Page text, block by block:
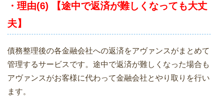
・理由(6) 【途中で返済が難しくなっても大丈
夫】
債務整理後の各金融会社への返済をアヴァンスがまとめて
管理するサービスです。途中で返済が難しくなった場合も
アヴァンスがお客様に代わって金融会社とやり取りを行い
ます。